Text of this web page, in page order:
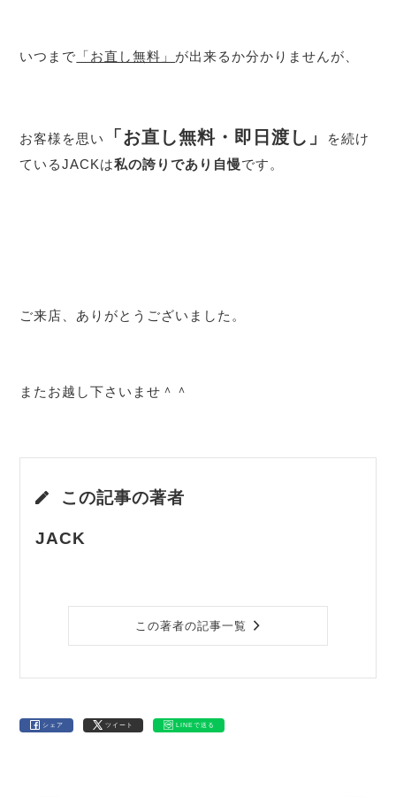
いつまで 「お直し無料」 が出来るか分かりませんが、
お客様を思い 「お直し無料・即日渡し」
を続け
ているJACKは私の誇りであり自慢です。
ご来店、ありがとうございました。
またお越し下さいませ＾＾
この記事の著者
JACK
この著者の記事一覧
シェア ツイート LINEで送る